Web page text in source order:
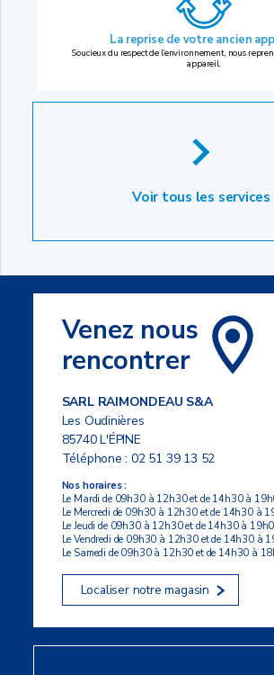
La reprise de votre ancien
Soucieux du respect de l’environnement, nous
appareil.
Voir tous les services
Venez nous
rencontrer
SARL RAIMONDEAU S&A
Les Oudinières
85740 L'ÉPINE
Téléphone :02 51 39 13 52
Nos horaires :
Le Mardi de 09h30 à 12h30 et de 14h30 à
Le Mercredi de 09h30 à 12h30 et de 14h30 à
Le Jeudi de 09h30 à 12h30 et de 14h30 à
Le Vendredi de 09h30 à 12h30 et de 14h30 à
Le Samedi de 09h30 à 12h30 et de 14h30 à
Localiser notre magasin